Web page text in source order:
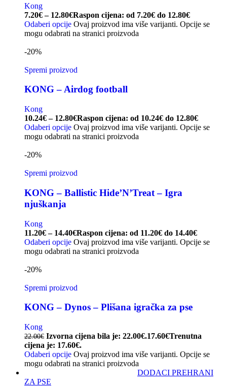
Kong
7.20€ – 12.80€Raspon cijena: od 7.20€ do 12.80€
Odaberi opcije Ovaj proizvod ima više varijanti. Opcije se
mogu odabrati na stranici proizvoda
-20%
Spremi proizvod
KONG – Airdog football
Kong
10.24€ – 12.80€Raspon cijena: od 10.24€ do 12.80€
Odaberi opcije Ovaj proizvod ima više varijanti. Opcije se
mogu odabrati na stranici proizvoda
-20%
Spremi proizvod
KONG – Ballistic Hide’N’Treat – Igra
njuškanja
Kong
11.20€ – 14.40€Raspon cijena: od 11.20€ do 14.40€
Odaberi opcije Ovaj proizvod ima više varijanti. Opcije se
mogu odabrati na stranici proizvoda
-20%
Spremi proizvod
KONG – Dynos – Plišana igračka za pse
Kong
22.00€ Izvorna cijena bila je: 22.00€.17.60€Trenutna
cijena je: 17.60€.
Odaberi opcije Ovaj proizvod ima više varijanti. Opcije se
mogu odabrati na stranici proizvoda
DODACI PREHRANI
ZA PSE